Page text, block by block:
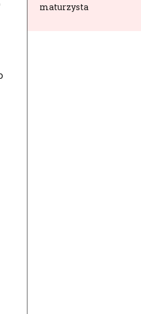
maturzysta